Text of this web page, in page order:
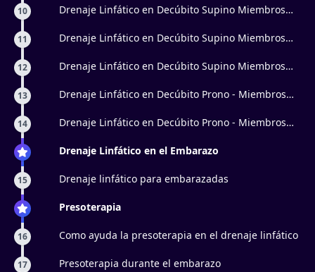
10
Drenaje Linfático en Decúbito Supino Miembros
11
Drenaje Linfático en Decúbito Supino Miembros
12
Drenaje Linfático en Decúbito Supino Miembros
13
Drenaje Linfático en Decúbito Prono - Miembros
14
Drenaje Linfático en Decúbito Prono - Miembros
Drenaje Linfático en el Embarazo
15 Drenaje linfático para embarazadas
Presoterapia
16 Como ayuda la presoterapia en el drenaje linfático
17 Presoterapia durante el embarazo